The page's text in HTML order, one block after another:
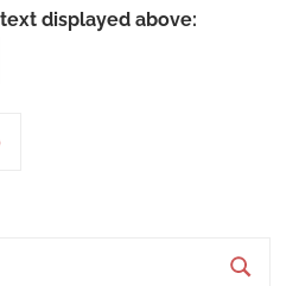
displayed above: